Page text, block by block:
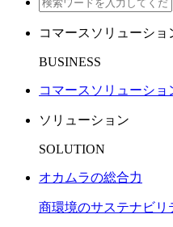
コマースソリューショ
BUSINESS
コマースソリューショ
ソリューション
SOLUTION
オカムラの総合力
商環境のサステナビリ